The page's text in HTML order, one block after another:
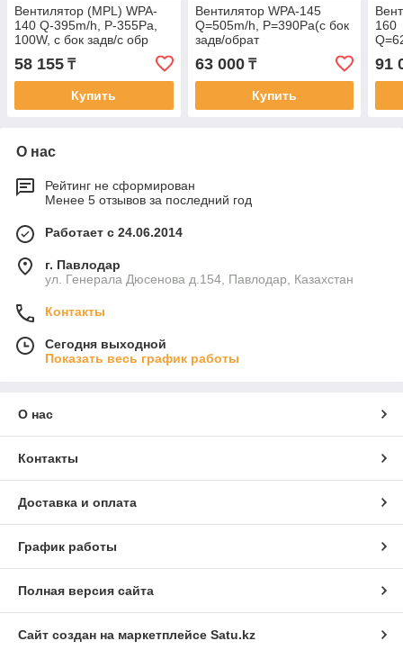
Вентилятор (MPL) WPA-
140 Q-395m/h, P-355Pa,
100W, с бок задв/с обр
заслон Флан-123х73
1350об.м)
58 155 ₸
Купить
Вентилятор WPA-145
Q=505m/h, P=390Pa(с бок
задв/обрат
заслонкой160Вт 123х73
63 000₸
Купить
160
91
О нас
Рейтинг не сформирован
Менее 5 отзывов за последний год
Работает с 24.06.2014
г. Павлодар
ул. Генерала Дюсенова д.154, Павлодар, Казахстан
Контакты
Сегодня выходной
Показать весь график работы
О нас
Контакты
Доставка и оплата
График работы
Полная версия сайта
Сайт создан на маркетплейсе Satu.kz